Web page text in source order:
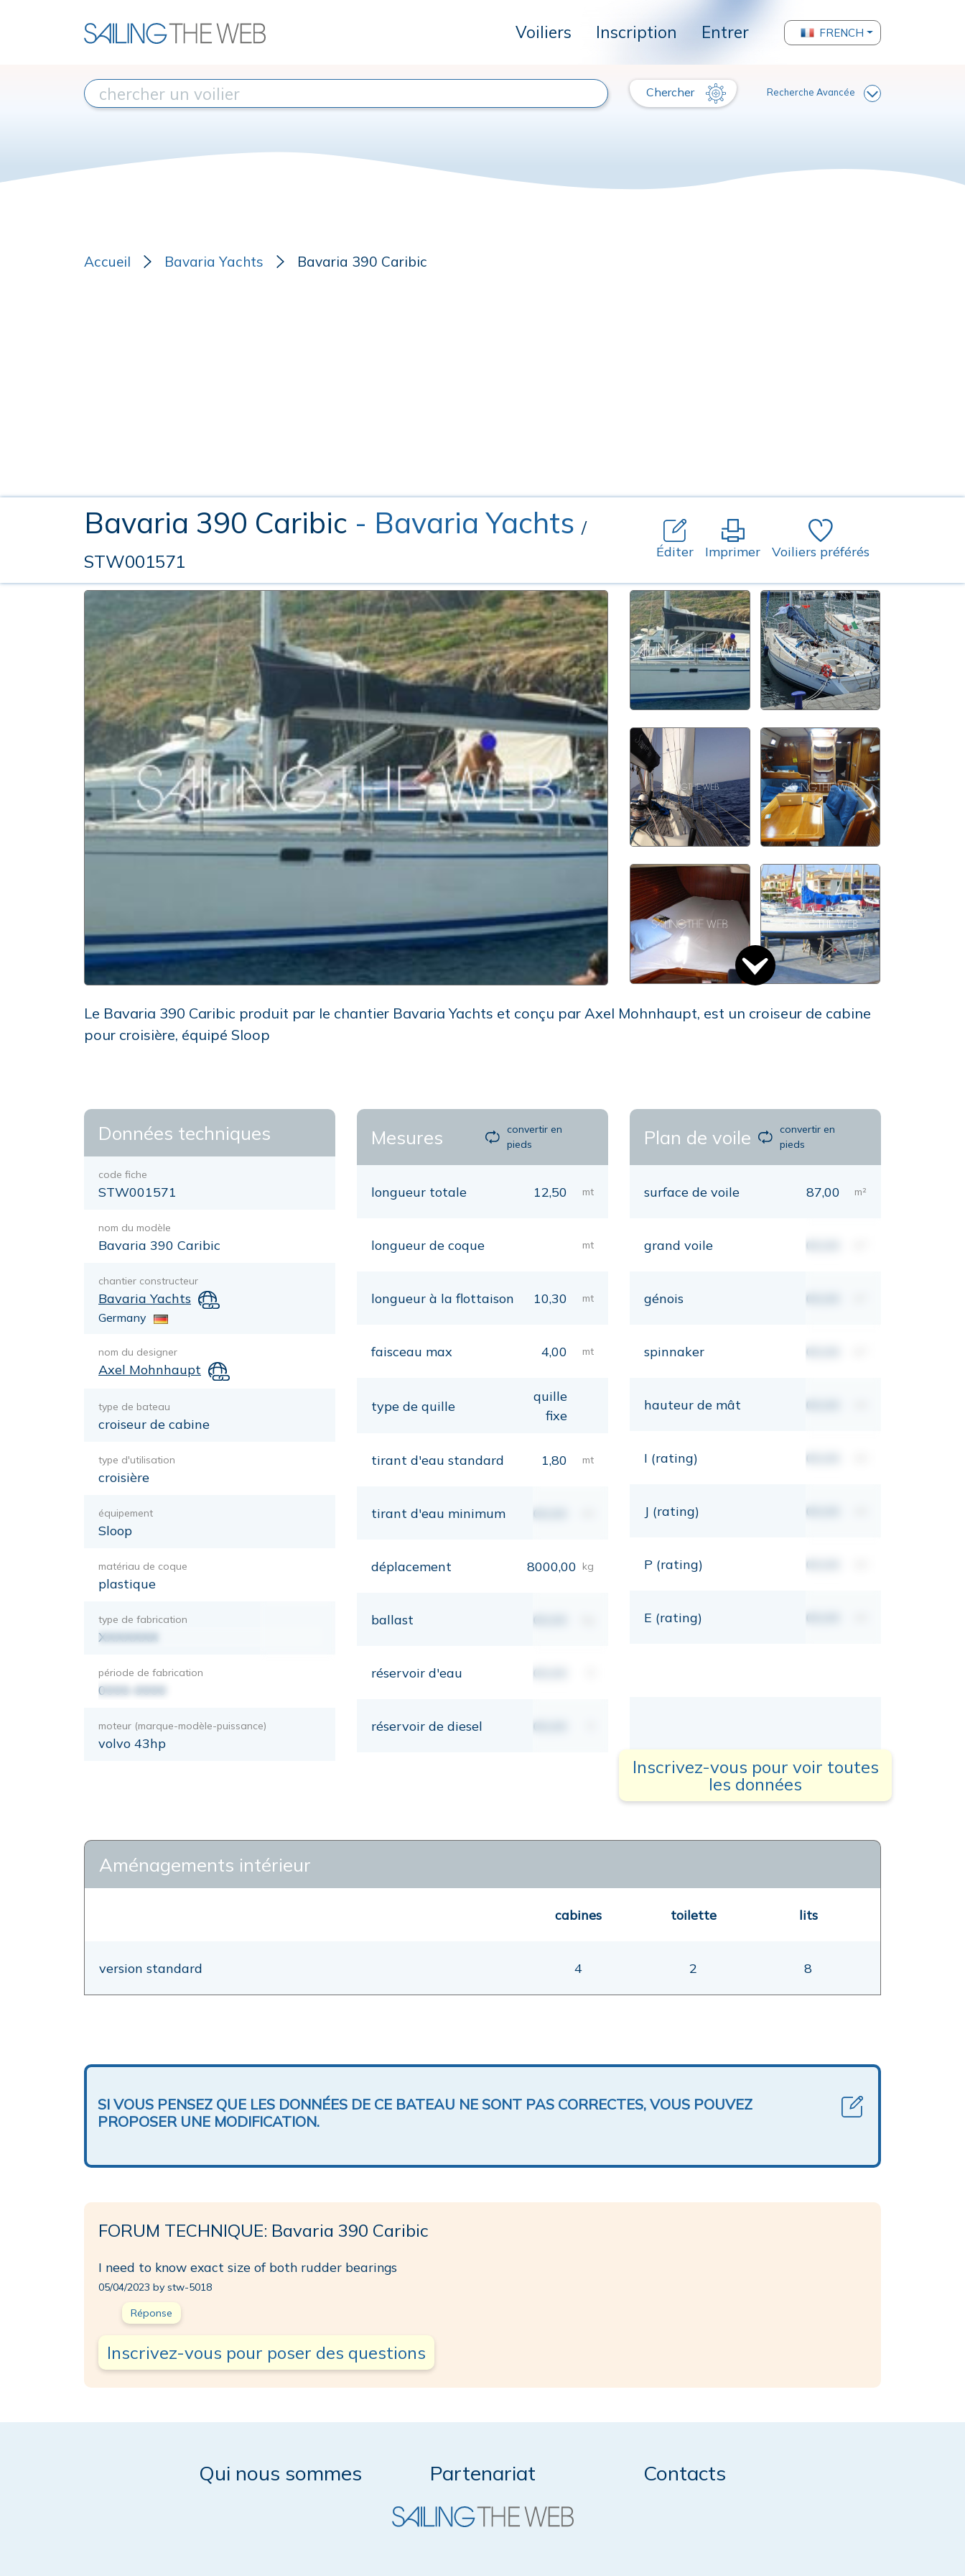
Voiliers Inscription Entrer FRENCH
Chercher Recherche Avancée
Accueil Bavaria Yachts Bavaria 390 Caribic
Bavaria 390 Caribic - Bavaria Yachts /
STW001571
Éditer Imprimer Voiliers préférés
Le Bavaria 390 Caribic produit par le chantier Bavaria Yachts et conçu par Axel Mohnhaupt, est un croiseur de cabine
pour croisière, équipé Sloop
Données techniques
code fiche
STW001571
nom du modèle
Bavaria 390 Caribic
chantier constructeur
Bavaria Yachts
Germany
nom du designer
Axel Mohnhaupt
type de bateau
croiseur de cabine
type d'utilisation
croisière
équipement
Sloop
matériau de coque
plastique
type de fabrication
XXXXXXX
période de fabrication
0000-0000
moteur (marque-modèle-puissance)
volvo 43hp
Mesures
convertir en
pieds
longueur totale 12,50 mt
longueur de coque mt
longueur à la flottaison 10,30 mt
faisceau max 4,00 mt
type de quille
quille
fixe
tirant d'eau standard 1,80 mt
tirant d'eau minimum 00,00
déplacement 8000,00 kg
ballast 00,00
réservoir d'eau 00,00
réservoir de diesel 00,00
Plan de voile
convertir en
pieds
surface de voile 87,00 m²
grand voile 00,00
génois 00,00
spinnaker 00,00
hauteur de mât 00,00
I (rating) 00,00
J (rating) 00,00
P (rating) 00,00
E (rating) 00,00
Inscrivez-vous pour voir toutes
les données
Aménagements intérieur
cabines toilette lits
version standard 4 2 8
SI VOUS PENSEZ QUE LES DONNÉES DE CE BATEAU NE SONT PAS CORRECTES, VOUS POUVEZ
PROPOSER UNE MODIFICATION.
FORUM TECHNIQUE: Bavaria 390 Caribic
I need to know exact size of both rudder bearings
05/04/2023 by stw-5018
Réponse
Inscrivez-vous pour poser des questions
Qui nous sommes Partenariat Contacts